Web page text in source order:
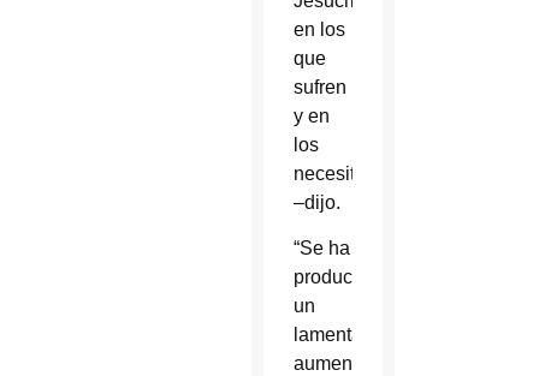
en los
que
sufren
y en
los
necesitados
–dijo.
“Se ha
producido
un
lamentable
aumento